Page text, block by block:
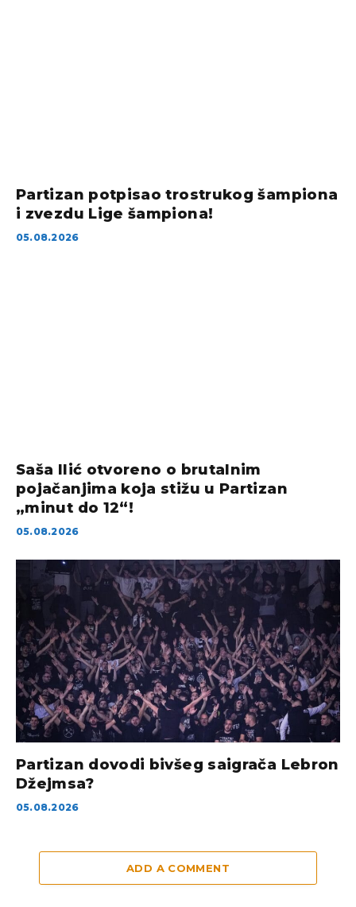
Partizan potpisao trostrukog šampiona
i zvezdu Lige šampiona!
05.08.2026
Saša Ilić otvoreno o brutalnim
pojačanjima koja stižu u Partizan
„minut do 12“!
05.08.2026
Partizan dovodi bivšeg saigrača Lebron
Džejmsa?
05.08.2026
ADD A COMMENT